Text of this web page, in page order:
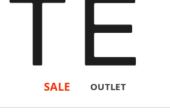
SALE OUTLET